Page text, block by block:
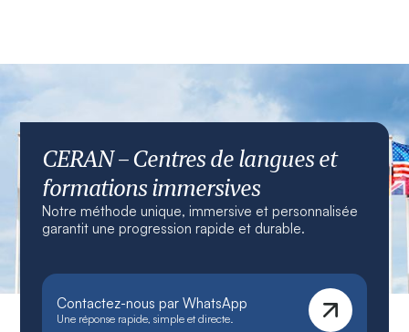
CERAN – Centres de langues et
formations immersives
Notre méthode unique, immersive et personnalisée
garantit une progression rapide et durable.
Contactez-nous par WhatsApp
Une réponse rapide, simple et directe.